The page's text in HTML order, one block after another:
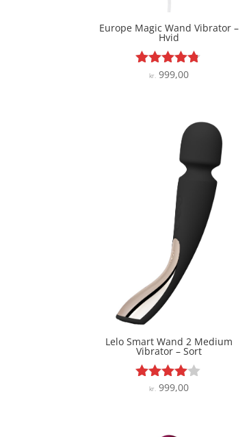
Europe Magic Wand Vibrator –
Hvid
Vurderet
kr. 999,00
Lelo Smart Wand 2 Medium
Vibrator – Sort
Vurderet
kr.999,00